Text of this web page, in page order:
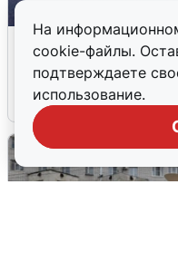
На
cookie-файлы.
подтверждаете
использование.
Пять машин
Дмитровском
4 августа 0